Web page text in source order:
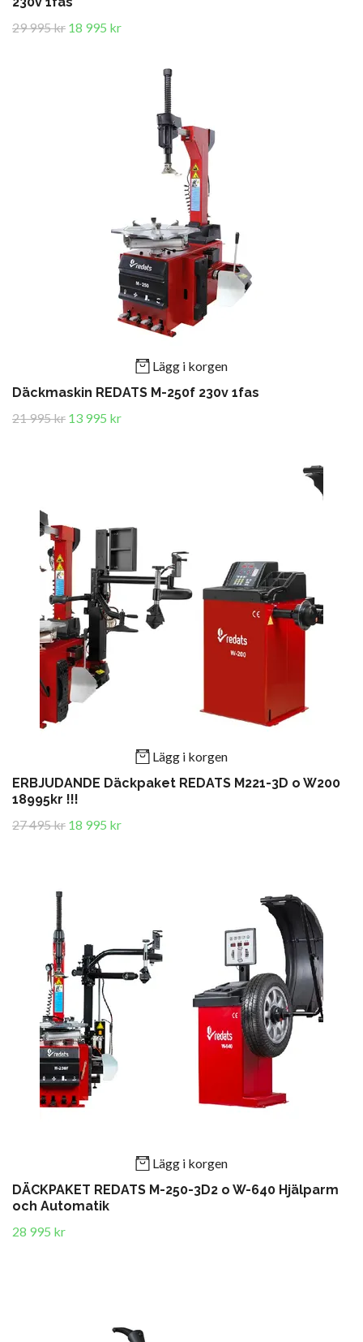
29 995 kr 18 995 kr
Lägg i korgen
Däckmaskin REDATS M-250f 230v 1fas
21 995 kr 13 995 kr
Lägg i korgen
ERBJUDANDE Däckpaket REDATS M221-3D o W200
18995kr !!!
27 495 kr 18 995 kr
Lägg i korgen
DÄCKPAKET REDATS M-250-3D2 o W-640 Hjälparm
och Automatik
28 995 kr